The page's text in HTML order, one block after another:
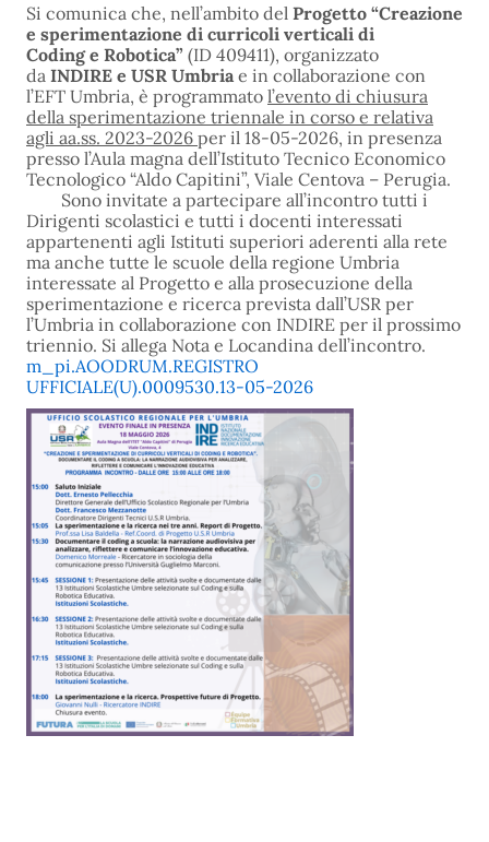
Si comunica che, nell’ambito del Progetto “Creazione
e sperimentazione di curricoli verticali di
Coding e Robotica” (ID 409411), organizzato
da INDIRE e USR Umbria e in collaborazione con
l’EFT Umbria, è programmato l’evento di chiusura
della sperimentazione triennale in corso e relativa
agli aa.ss. 2023-2026 per il 18-05-2026, in presenza
presso l’Aula magna dell’Istituto Tecnico Economico
Tecnologico “Aldo Capitini”, Viale Centova – Perugia.
Sono invitate a partecipare all’incontro tutti i
Dirigenti scolastici e tutti i docenti interessati
appartenenti agli Istituti superiori aderenti alla rete
ma anche tutte le scuole della regione Umbria
interessate al Progetto e alla prosecuzione della
sperimentazione e ricerca prevista dall’USR per
l’Umbria in collaborazione con INDIRE per il prossimo
triennio. Si allega Nota e Locandina dell’incontro.
m_pi.AOODRUM.REGISTRO
UFFICIALE(U).0009530.13-05-2026